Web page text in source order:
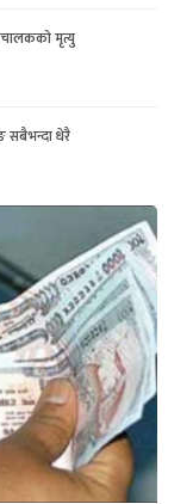
मृत्यु
सबैभन्दा धेरै